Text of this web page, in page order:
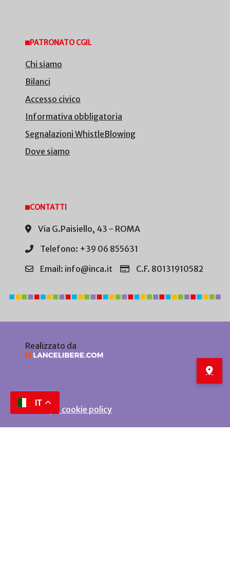
PATRONATO CGIL
Chi siamo
Bilanci
Accesso civico
Informativa obbligatoria
Segnalazioni WhistleBlowing
Dove siamo
CONTATTI
Via G.Paisiello, 43 - ROMA
Telefono: +39 06 855631
Email: info@inca.it
C.F. 80131910582
Realizzato da
Privacy e cookie policy
IT